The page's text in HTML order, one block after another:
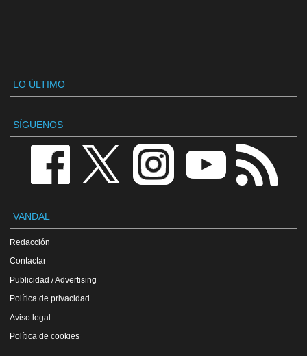
LO ÚLTIMO
SÍGUENOS
VANDAL
Redacción
Contactar
Publicidad / Advertising
Política de privacidad
Aviso legal
Política de cookies